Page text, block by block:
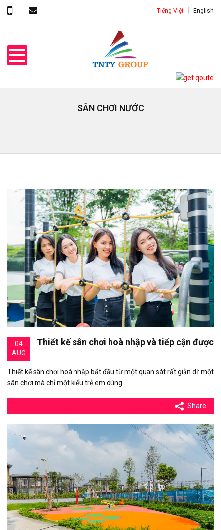
Tiếng Việt English
SÂN CHƠI NƯỚC
04
AUG
Thiết kế sân chơi hoà nhập và tiếp cận được
Thiết kế sân chơi hoà nhập bắt đầu từ một quan sát rất giản dị: một
sân chơi mà chỉ một kiểu trẻ em dùng…
Share